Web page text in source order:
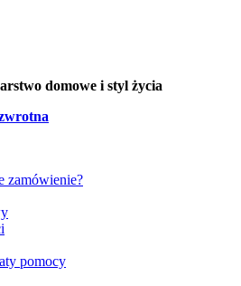
domowe i styl życia
zamówienie?
pomocy